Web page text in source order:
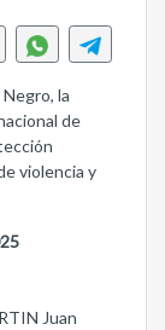
la
de
violencia y
Juan